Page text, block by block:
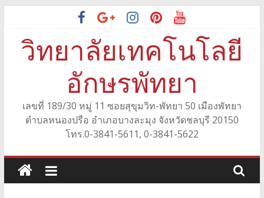
contentวิทยาลัยเทคโนโลยี
อักษรพัทยา
เลขที่ 189/30 หมู่ 11 ซอยสุขุมวิท-พัทยา 50 เมืองพัทยา
ตำบลหนองปรือ อำเภอบางละมุง จังหวัดชลบุรี 20150
โทร.0-3841-5611, 0-3841-5622